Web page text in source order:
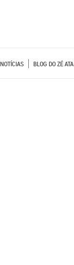
NOTÍCIAS BLOG DO ZÉ